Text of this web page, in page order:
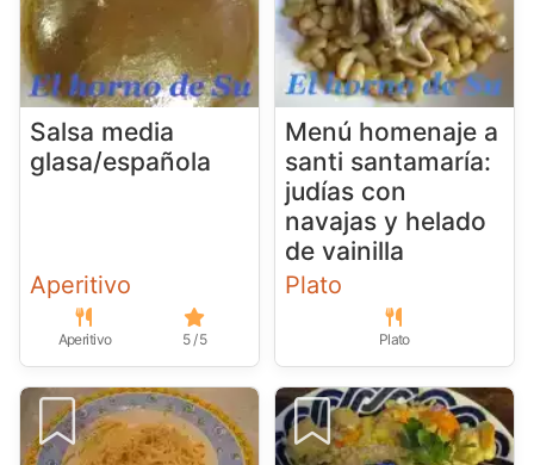
Salsa media
glasa/española
Aperitivo
Aperitivo 5 / 5
Menú homenaje a
santi santamaría:
judías con
navajas y helado
de vainilla
Plato
Plato